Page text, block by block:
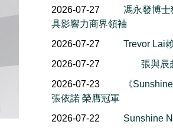
2026-07-27
馮永發博
具影響力商界領袖
2026-07-27
Trevor Lai
2026-07-27
張與辰
2026-07-23
《
張依諾 榮膺冠軍
2026-07-22
Sunshine